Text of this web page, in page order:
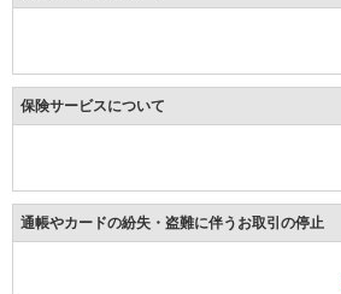
保険サービスについて
通帳やカードの紛失・盗難に伴うお取引の停止